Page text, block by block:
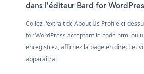
dans l'éditeur Bard for
Collez l'extrait de About Us Profile ci-
for WordPress acceptant le code html ou
enregistrez, affichez la page en direct et
apparaîtra!